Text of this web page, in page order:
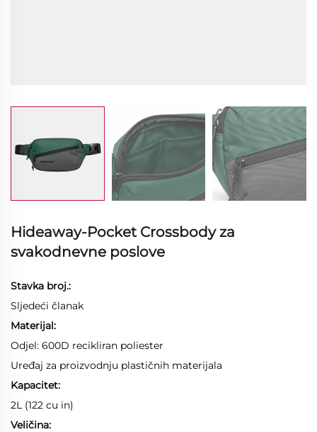
Hideaway-Pocket Crossbody za
svakodnevne poslove
Stavka broj.:
Sljedeći članak
Materijal:
Odjel: 600D recikliran poliester
Uređaj za proizvodnju plastičnih materijala
Kapacitet:
2L (122 cu in)
Veličina: